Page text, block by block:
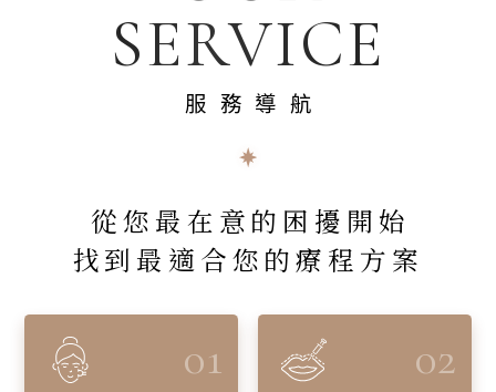
SERVICE
服務導航
從您最在意的困擾開始
找到最適合您的療程方案
01 02